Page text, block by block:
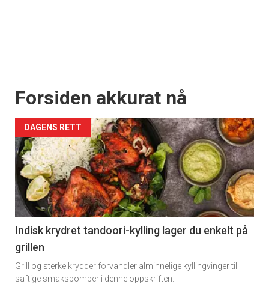
Forsiden akkurat nå
DAGENS RETT
Indisk krydret tandoori-kylling lager du enkelt på
grillen
Grill og sterke krydder forvandler alminnelige kyllingvinger til
saftige smaksbomber i denne oppskriften.